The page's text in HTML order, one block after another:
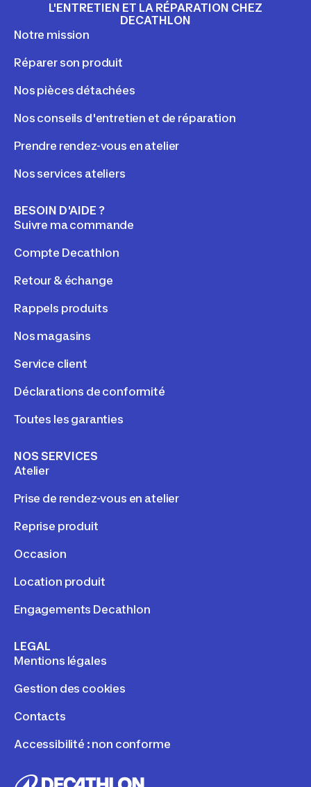
L'ENTRETIEN ET LA RÉPARATION CHEZ
DECATHLON
Notre mission
Réparer son produit
Nos pièces détachées
Nos conseils d'entretien et de réparation
Prendre rendez-vous en atelier
Nos services ateliers
BESOIN D'AIDE ?
Suivre ma commande
Compte Decathlon
Retour & échange
Rappels produits
Nos magasins
Service client
Déclarations de conformité
Toutes les garanties
NOS SERVICES
Atelier
Prise de rendez-vous en atelier
Reprise produit
Occasion
Location produit
Engagements Decathlon
LEGAL
Mentions légales
Gestion des cookies
Contacts
Accessibilité : non conforme